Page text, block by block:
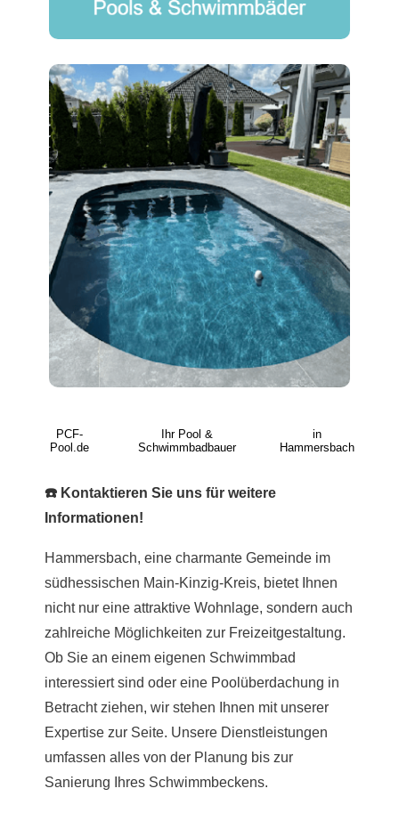
PCF-
Pool.de
Ihr Pool &
Schwimmbadbauer
in
Hammersbach
☎️ Kontaktieren Sie uns für weitere
Informationen!
Hammersbach, eine charmante Gemeinde im
südhessischen Main-Kinzig-Kreis, bietet Ihnen
nicht nur eine attraktive Wohnlage, sondern auch
zahlreiche Möglichkeiten zur Freizeitgestaltung.
Ob Sie an einem eigenen Schwimmbad
interessiert sind oder eine Poolüberdachung in
Betracht ziehen, wir stehen Ihnen mit unserer
Expertise zur Seite. Unsere Dienstleistungen
umfassen alles von der Planung bis zur
Sanierung Ihres Schwimmbeckens.